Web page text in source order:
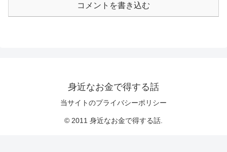
コメントを書き込む
身近なお金で得する話
当サイトのプライバシーポリシー
© 2011 身近なお金で得する話.